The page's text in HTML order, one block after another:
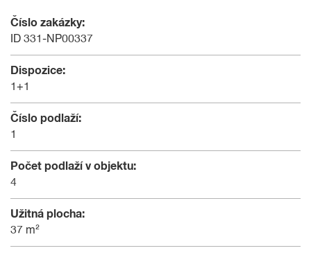
Číslo zakázky:
ID 331-NP00337
Dispozice:
1+1
Číslo podlaží:
1
Počet podlaží v objektu:
4
Užitná plocha:
37 m²